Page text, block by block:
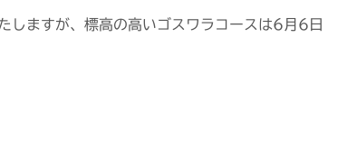
ますが、標高の高いゴスワラコースは6月6日